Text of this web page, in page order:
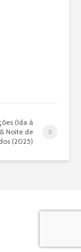
(Ida á
Noite de
(2025)